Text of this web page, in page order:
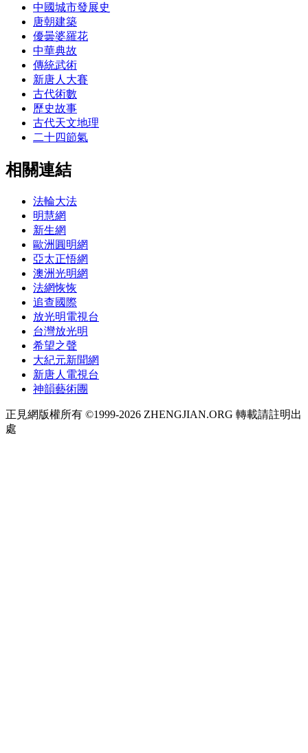
中國城市發展史
唐朝建築
優曇婆羅花
中華典故
傳統武術
新唐人大賽
古代術數
歷史故事
古代天文地理
二十四節氣
相關連結
法輪大法
明慧網
新生網
歐洲圓明網
亞太正悟網
澳洲光明網
法網恢恢
追查國際
放光明電視台
台灣放光明
希望之聲
大紀元新聞網
新唐人電視台
神韻藝術團
正見網版權所有 ©1999-2026 ZHENGJIAN.ORG 轉載請註明出
處